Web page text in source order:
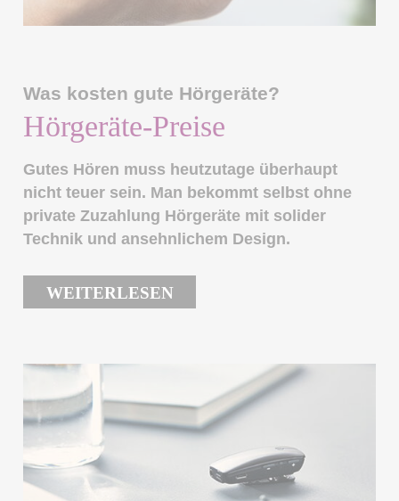
Was kosten gute Hörgeräte?
Hörgeräte-Preise
Gutes Hören muss heutzutage überhaupt
nicht teuer sein. Man bekommt selbst ohne
private Zuzahlung Hörgeräte mit solider
Technik und ansehnlichem Design.
WEITERLESEN